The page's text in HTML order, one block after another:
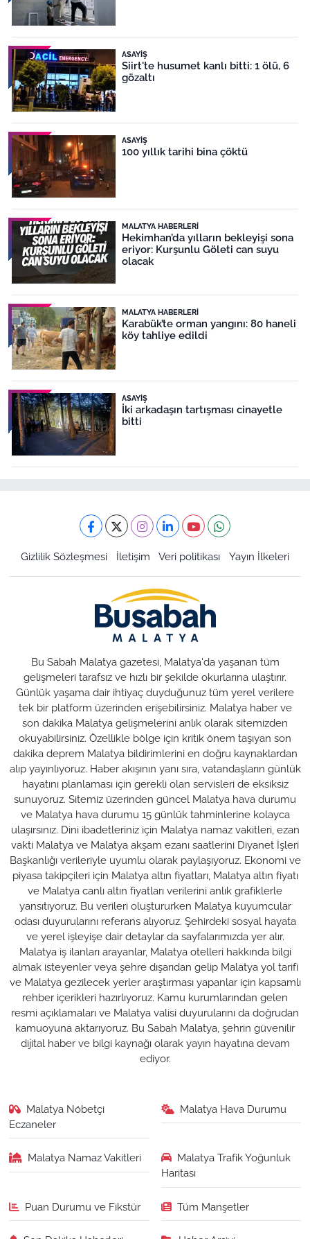
ASAYIŞ
Siirt'te husumet kanlı bitti: 1 ölü, 6
gözaltı
ASAYIŞ
100 yıllık tarihi bina çöktü
MALATYA HABERLERI
Hekimhan’da yılların bekleyişi sona
eriyor: Kurşunlu Göleti can suyu
olacak
MALATYA HABERLERI
Karabük’te orman yangını: 80 haneli
köy tahliye edildi
ASAYIŞ
İki arkadaşın tartışması cinayetle
bitti
Gizlilik Sözleşmesi İletişim Veri politikası Yayın İlkeleri
Bu Sabah Malatya gazetesi, Malatya'da yaşanan tüm
gelişmeleri tarafsız ve hızlı bir şekilde okurlarına ulaştırır.
Günlük yaşama dair ihtiyaç duyduğunuz tüm yerel verilere
tek bir platform üzerinden erişebilirsiniz. Malatya haber ve
son dakika Malatya gelişmelerini anlık olarak sitemizden
okuyabilirsiniz. Özellikle bölge için kritik önem taşıyan son
dakika deprem Malatya bildirimlerini en doğru kaynaklardan
alıp yayınlıyoruz. Haber akışının yanı sıra, vatandaşların günlük
hayatını planlaması için gerekli olan servisleri de eksiksiz
sunuyoruz. Sitemiz üzerinden güncel Malatya hava durumu
ve Malatya hava durumu 15 günlük tahminlerine kolayca
ulaşırsınız. Dini ibadetleriniz için Malatya namaz vakitleri, ezan
vakti Malatya ve Malatya akşam ezanı saatlerini Diyanet İşleri
Başkanlığı verileriyle uyumlu olarak paylaşıyoruz. Ekonomi ve
piyasa takipçileri için Malatya altın fiyatları, Malatya altın fiyatı
ve Malatya canlı altın fiyatları verilerini anlık grafiklerle
yansıtıyoruz. Bu verileri oluştururken Malatya kuyumcular
odası duyurularını referans alıyoruz. Şehirdeki sosyal hayata
ve yerel işleyişe dair detaylar da sayfalarımızda yer alır.
Malatya iş ilanları arayanlar, Malatya otelleri hakkında bilgi
almak isteyenler veya şehre dışarıdan gelip Malatya yol tarifi
ve Malatya gezilecek yerler araştırması yapanlar için kapsamlı
rehber içerikleri hazırlıyoruz. Kamu kurumlarından gelen
resmi açıklamaları ve Malatya valisi duyurularını da doğrudan
kamuoyuna aktarıyoruz. Bu Sabah Malatya, şehrin güvenilir
dijital haber ve bilgi kaynağı olarak yayın hayatına devam
ediyor.
Malatya Nöbetçi
Eczaneler
Malatya Hava Durumu
Malatya Namaz Vakitleri
Malatya Trafik Yoğunluk
Haritası
Puan Durumu ve Fikstür Tüm Manşetler